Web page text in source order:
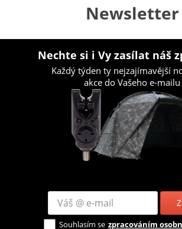
Newsletter
Nechte si i Vy zasílat náš
Každý týden ty nejzajímavější
akce do Vašeho e-mailu
Souhlasím se zpracováním